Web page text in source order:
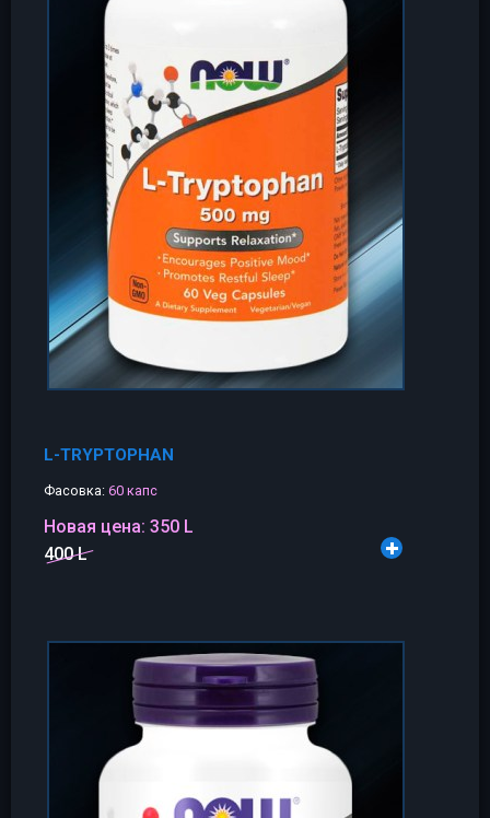
L-TRYPTOPHAN
Фасовка: 60 капс
Новая цена: 350 L
400 L